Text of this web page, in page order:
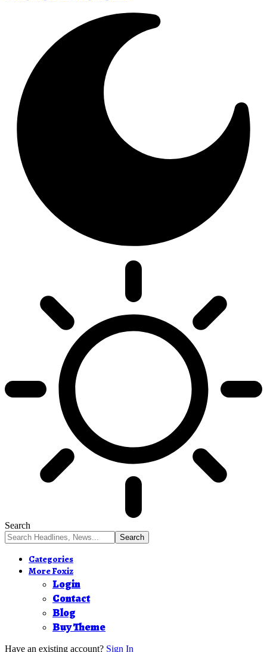
Search
Categories
More Foxiz
Login
Contact
Blog
Buy Theme
Have an existing account? Sign In